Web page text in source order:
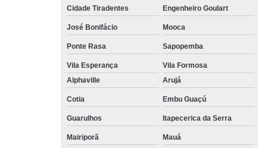
Cidade Tiradentes Engenheiro Goulart
José Bonifácio Mooca
Ponte Rasa Sapopemba
Vila Esperança Vila Formosa
Alphaville
Arujá
Cotia Embu Guaçú
Guarulhos Itapecerica da Serra
Mairiporã Mauá